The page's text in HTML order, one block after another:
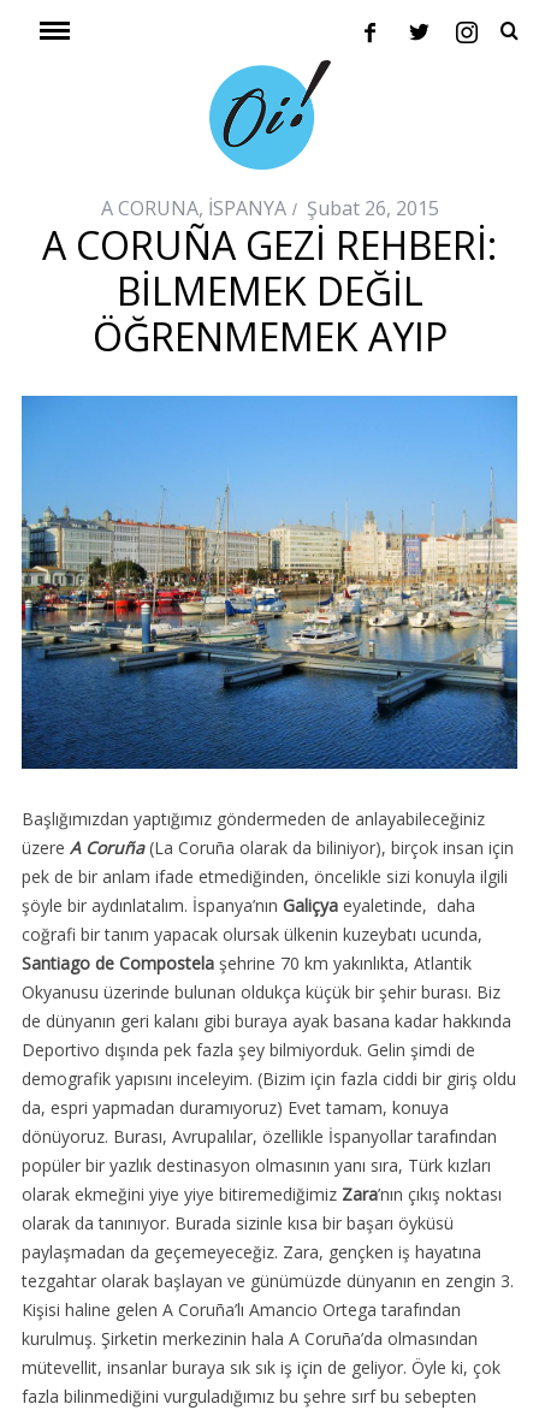
A CORUNA, İSPANYA Şubat 26, 2015
A CORUÑA GEZI REHBERI:
BILMEMEK DEĞIL
ÖĞRENMEMEK AYIP
Başlığımızdan yaptığımız göndermeden de anlayabileceğiniz
üzere A Coruña(La Coruña olarak da biliniyor), birçok insan için
pek de bir anlam ifade etmediğinden, öncelikle sizi konuyla ilgili
şöyle bir aydınlatalım. İspanya’nın Galiçyaeyaletinde, daha
coğrafi bir tanım yapacak olursak ülkenin kuzeybatı ucunda,
Santiago de Compostelaşehrine 70 km yakınlıkta, Atlantik
Okyanusu üzerinde bulunan oldukça küçük bir şehir burası. Biz
de dünyanın geri kalanı gibi buraya ayak basana kadar hakkında
Deportivo dışında pek fazla şey bilmiyorduk. Gelin şimdi de
demografik yapısını inceleyim. (Bizim için fazla ciddi bir giriş oldu
da, espri yapmadan duramıyoruz) Evet tamam, konuya
dönüyoruz. Burası, Avrupalılar, özellikle İspanyollar tarafından
popüler bir yazlık destinasyon olmasının yanı sıra, Türk kızları
olarak ekmeğini yiye yiye bitiremediğimiz Zara’nın çıkış noktası
olarak da tanınıyor. Burada sizinle kısa bir başarı öyküsü
paylaşmadan da geçemeyeceğiz. Zara, gençken iş hayatına
tezgahtar olarak başlayan ve günümüzde dünyanın en zengin 3.
Kişisi haline gelen A Coruña’lı Amancio Ortega tarafından
kurulmuş. Şirketin merkezinin hala A Coruña’da olmasından
mütevellit, insanlar buraya sık sık iş için de geliyor. Öyle ki, çok
fazla bilinmediğini vurguladığımız bu şehre sırf bu sebepten